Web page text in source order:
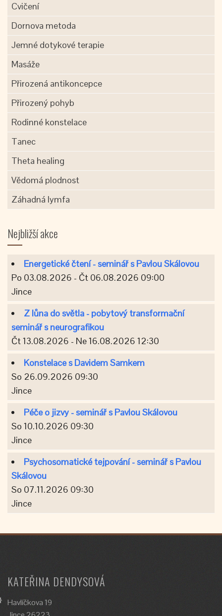
Cvičení
Dornova metoda
Jemné dotykové terapie
Masáže
Přirozená antikoncepce
Přirozený pohyb
Rodinné konstelace
Tanec
Theta healing
Vědomá plodnost
Záhadná lymfa
Nejbližší akce
Energetické čtení - seminář s Pavlou Skálovou
Po 03.08.2026 - Čt 06.08.2026 09:00
Jince
Z lůna do světla - pobytový transformační
seminář s neurografikou
Čt 13.08.2026 - Ne 16.08.2026 12:30
Konstelace s Davidem Samkem
So 26.09.2026 09:30
Jince
Péče o jizvy - seminář s Pavlou Skálovou
So 10.10.2026 09:30
Jince
Psychosomatické tejpování - seminář s Pavlou
Skálovou
So 07.11.2026 09:30
Jince
KATEŘINA DENDYSOVÁ
Havlíčkova 19